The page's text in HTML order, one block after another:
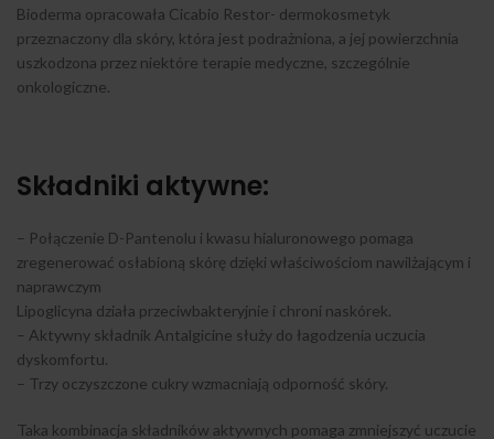
Bioderma opracowała Cicabio Restor- dermokosmetyk
przeznaczony dla skóry, która jest podrażniona, a jej powierzchnia
uszkodzona przez niektóre terapie medyczne, szczególnie
onkologiczne.
Składniki aktywne:
– Połączenie D-Pantenolu i kwasu hialuronowego pomaga
zregenerować osłabioną skórę dzięki właściwościom nawilżającym i
naprawczym
Lipoglicyna działa przeciwbakteryjnie i chroni naskórek.
– Aktywny składnik Antalgicine służy do łagodzenia uczucia
dyskomfortu.
– Trzy oczyszczone cukry wzmacniają odporność skóry.
Taka kombinacja składników aktywnych pomaga zmniejszyć uczucie